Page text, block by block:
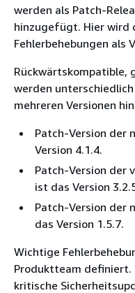
werden als Patch-
hinzugefügt. Hier wird
Fehlerbehebungen als
Rückwärtskompatible,
werden
mehreren Versionen
Patch-Version der
Version 4.1.4.
Patch-Version der
ist das Version
Patch-Version der
das Version 1.5.7.
Wichtige
Produktteam definiert.
kritische